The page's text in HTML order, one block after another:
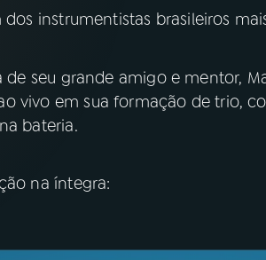
dos instrumentistas brasileiros
de seu grande amigo e mentor,
vivo em sua formação de trio,
bateria.
na íntegra: